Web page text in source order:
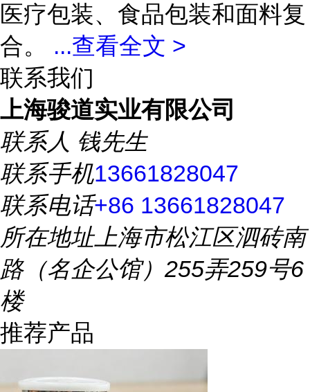
医疗包装、食品包装和面料复
合。 ...查看全文 >
联系我们
上海骏道实业有限公司
联系人 钱先生
联系手机13661828047
联系电话+86 13661828047
所在地址上海市松江区泗砖南
路（名企公馆）255弄259号6
楼
推荐产品